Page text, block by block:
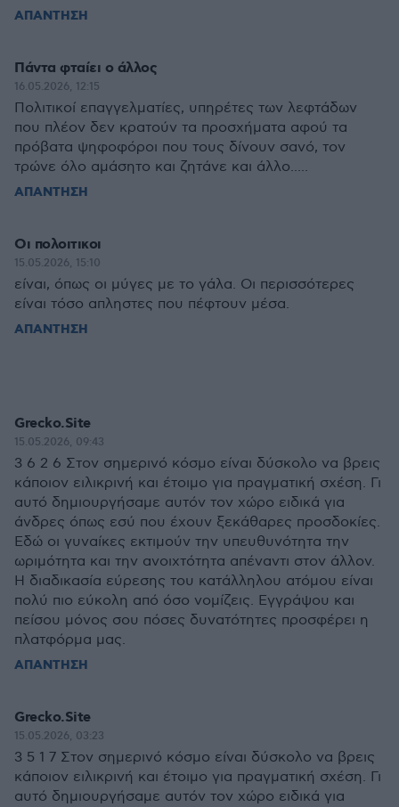
ΑΠΑΝΤΗΣΗ
Πάντα φταίει ο άλλος
16.05.2026, 12:15
Πολιτικοί επαγγελματίες, υπηρέτες των λεφτάδων
που πλέον δεν κρατούν τα προσχήματα αφού τα
πρόβατα ψηφοφόροι που τους δίνουν σανό, τον
τρώνε όλο αμάσητο και ζητάνε και άλλο.....
ΑΠΑΝΤΗΣΗ
Οι πολοιτικοι
15.05.2026, 15:10
είναι, όπως οι μύγες με το γάλα. Οι περισσότερες
είναι τόσο απληστες που πέφτουν μέσα.
ΑΠΑΝΤΗΣΗ
Grecko.Site
15.05.2026, 09:43
3 6 2 6 Στον σημερινό κόσμο είναι δύσκολο να βρεις
κάποιον ειλικρινή και έτοιμο για πραγματική σχέση. Γι
αυτό δημιουργήσαμε αυτόν τον χώρο ειδικά για
άνδρες όπως εσύ που έχουν ξεκάθαρες προσδοκίες.
Εδώ οι γυναίκες εκτιμούν την υπευθυνότητα την
ωριμότητα και την ανοιχτότητα απέναντι στον άλλον.
Η διαδικασία εύρεσης του κατάλληλου ατόμου είναι
πολύ πιο εύκολη από όσο νομίζεις. Εγγράψου και
πείσου μόνος σου πόσες δυνατότητες προσφέρει η
πλατφόρμα μας.
ΑΠΑΝΤΗΣΗ
Grecko.Site
15.05.2026, 03:23
3 5 1 7 Στον σημερινό κόσμο είναι δύσκολο να βρεις
κάποιον ειλικρινή και έτοιμο για πραγματική σχέση. Γι
αυτό δημιουργήσαμε αυτόν τον χώρο ειδικά για